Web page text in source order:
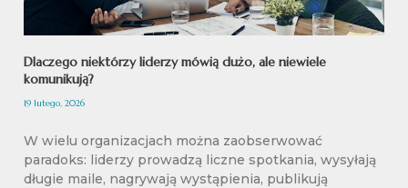
Dlaczego niektórzy liderzy mówią dużo, ale niewiele
komunikują?
19 lutego, 2026
W wielu organizacjach można zaobserwować
paradoks: liderzy prowadzą liczne spotkania, wysyłają
długie maile, nagrywają wystąpienia, publikują